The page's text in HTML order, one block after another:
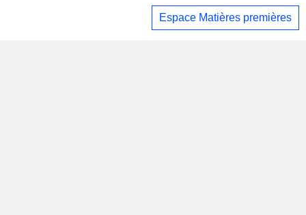
Espace Matières premières